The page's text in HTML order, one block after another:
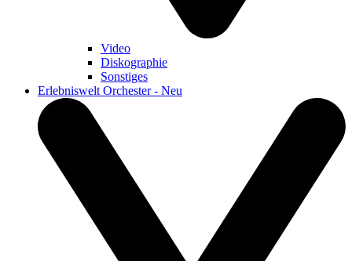
Video
Diskographie
Sonstiges
Erlebniswelt Orchester - Neu